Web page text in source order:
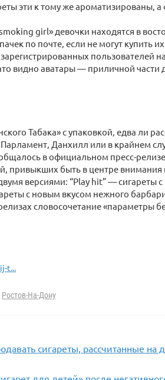
эти к тому же ароматизированы, а
girl» девочки находятся в
по почте, если не могут купить
пользователей
видно аватары — приличной части
Табака» с упаковкой, едва ли
Данхилл или в крайнем
в официальном пресс-
привыкших быть в центре внимания
версиями: “Play hit” — сигареты
с новым вкусом нежного
словосочетание «параметры
t...
Ростов-На-Дону
сигареты, рассчитанные на